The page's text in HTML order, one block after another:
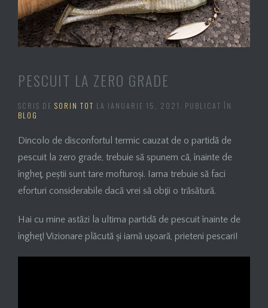
PESCUIT LA ZERO GRADE
SCRIS DE SORIN TOT LA IANUARIE 15, 2021
. PUBLICAT ÎN
BLOG
Dincolo de disconfortul termic cauzat de o partidă de
pescuit la zero grade, trebuie să spunem că, înainte de
îngheţ, peștii sunt tare mofturoși. Iarna trebuie să faci
eforturi considerabile dacă vrei să obţii o trăsătură.
Hai cu mine astăzi la ultima partidă de pescuit înainte de
îngheţ! Vizionare plăcută și iarnă ușoară, prieteni pescari!